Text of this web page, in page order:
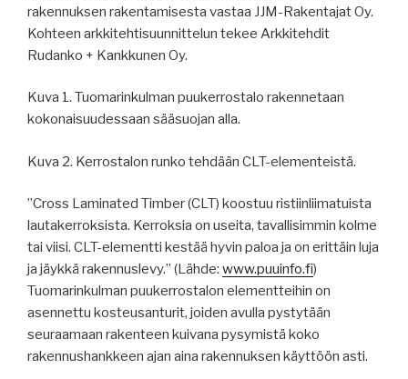
rakennuksen rakentamisesta vastaa JJM-Rakentajat Oy.
Kohteen arkkitehtisuunnittelun tekee Arkkitehdit
Rudanko + Kankkunen Oy.
Kuva 1. Tuomarinkulman puukerrostalo rakennetaan
kokonaisuudessaan sääsuojan alla.
Kuva 2. Kerrostalon runko tehdään CLT-elementeistä.
”Cross Laminated Timber (CLT) koostuu ristiinliimatuista
lautakerroksista. Kerroksia on useita, tavallisimmin kolme
tai viisi. CLT-elementti kestää hyvin paloa ja on erittäin luja
ja jäykkä rakennuslevy.” (Lähde: www.puuinfo.fi)
Tuomarinkulman puukerrostalon elementteihin on
asennettu kosteusanturit, joiden avulla pystytään
seuraamaan rakenteen kuivana pysymistä koko
rakennushankkeen ajan aina rakennuksen käyttöön asti.